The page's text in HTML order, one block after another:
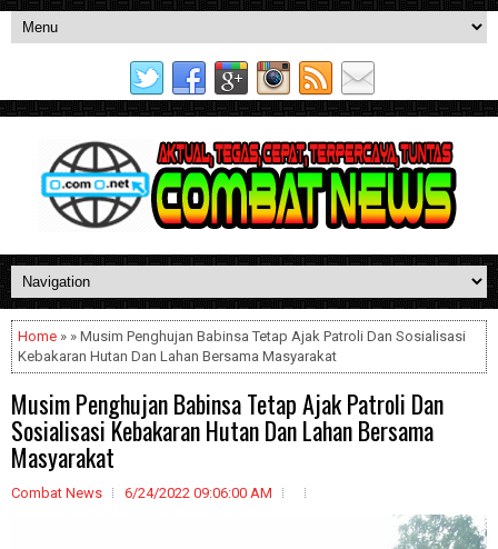
Home » » Musim Penghujan Babinsa Tetap Ajak Patroli Dan Sosialisasi
Kebakaran Hutan Dan Lahan Bersama Masyarakat
Musim Penghujan Babinsa Tetap Ajak Patroli Dan
Sosialisasi Kebakaran Hutan Dan Lahan Bersama
Masyarakat
Combat News 6/24/2022 09:06:00 AM